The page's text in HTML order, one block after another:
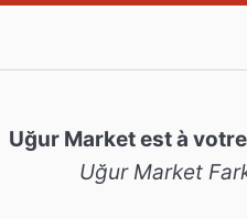
Uğur Market est à
Uğur Market